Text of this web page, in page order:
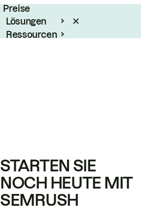
Preise
Lösungen
Ressourcen
STARTEN SIE
NOCH HEUTE MIT
SEMRUSH